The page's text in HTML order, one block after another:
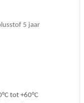
5 jaar
tot +60°C